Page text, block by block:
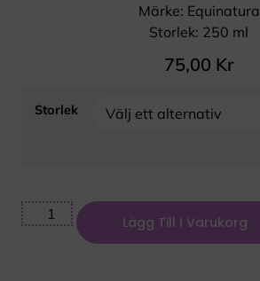
Märke: Equinatura
Storlek: 250 ml
75,00 Kr
Storlek
Lägg Till I Varukorg